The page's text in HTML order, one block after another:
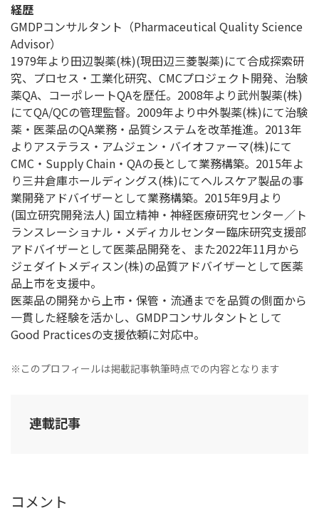
経歴
GMDPコンサルタント（Pharmaceutical Quality Science
Advisor）
1979年より田辺製薬(株)(現田辺三菱製薬)にて合成探索研
究、プロセス・工業化研究、CMCプロジェクト開発、治験
薬QA、コーポレートQAを歴任。2008年より武州製薬(株)
にてQA/QCの管理監督。2009年より中外製薬(株)にて治験
薬・医薬品のQA業務・品質システムを改革推進。2013年
よりアステラス・アムジェン・バイオファーマ(株)にて
CMC・Supply Chain・QAの長として業務構築。2015年よ
り三井倉庫ホールディングス(株)にてヘルスケア製品の事
業開発アドバイザーとして業務構築。2015年9月より
(国立研究開発法人) 国立精神・神経医療研究センター／ト
ランスレーショナル・メディカルセンター臨床研究支援部
アドバイザーとして医薬品開発を、また2022年11月から
ジェダイトメディスン(株)の品質アドバイザーとして医薬
品上市を支援中。
医薬品の開発から上市・保管・流通までを品質の側面から
一貫した経験を活かし、GMDPコンサルタントとして
Good Practicesの支援依頼に対応中。
※このプロフィールは掲載記事執筆時点での内容となります
連載記事
コメント